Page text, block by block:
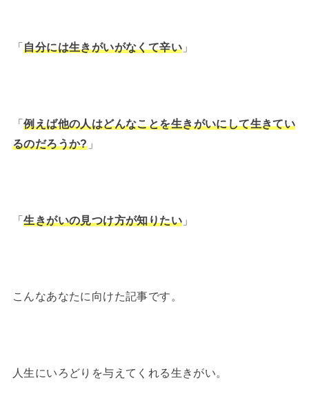
「自分には生きがいがなくて辛い 」
「例えば他の人はどんなことを生きがいにして生きてい
るのだろうか?」
「生きがいの見つけ方が知りたい 」
こんなあなたに向けた記事です。
人生にいろどりを与えてくれる生きがい。